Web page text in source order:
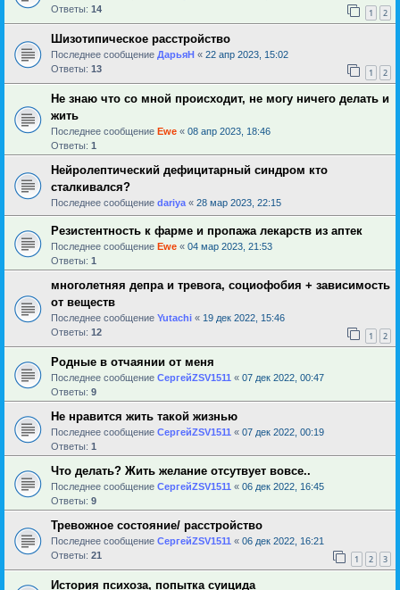
Ответы: 14 1 2
Шизотипическое расстройство
Последнее сообщение ДарьяН « 22 апр 2023, 15:02
Ответы: 13 1 2
Не знаю что со мной происходит, не могу ничего делать и
жить
Последнее сообщение Ewe « 08 апр 2023, 18:46
Ответы: 1
Нейролептический дефицитарный синдром кто
сталкивался?
Последнее сообщение dariya « 28 мар 2023, 22:15
Резистентность к фарме и пропажа лекарств из аптек
Последнее сообщение Ewe « 04 мар 2023, 21:53
Ответы: 1
многолетняя депра и тревога, социофобия + зависимость
от веществ
Последнее сообщение Yutachi « 19 дек 2022, 15:46
Ответы: 12 1 2
Родные в отчаянии от меня
Последнее сообщение СергейZSV1511 « 07 дек 2022, 00:47
Ответы: 9
Не нравится жить такой жизнью
Последнее сообщение СергейZSV1511 « 07 дек 2022, 00:19
Ответы: 1
Что делать? Жить желание отсутвует вовсе..
Последнее сообщение СергейZSV1511 « 06 дек 2022, 16:45
Ответы: 9
Тревожное состояние/ расстройство
Последнее сообщение СергейZSV1511 « 06 дек 2022, 16:21
Ответы: 21 1 2 3
История психоза, попытка суицида